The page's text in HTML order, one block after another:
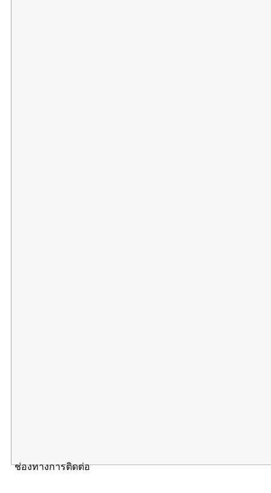
ช่องทางการติดต่อ